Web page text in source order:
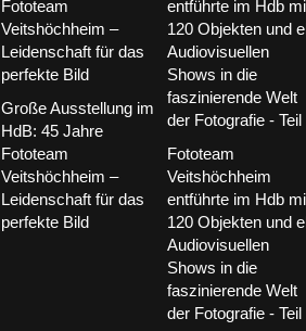
Große Ausstellung im
HdB: 45 Jahre
Fototeam
Veitshöchheim –
Leidenschaft für das
perfekte Bild
Fototeam
Veitshöchheim
entführte im Hdb
120 Objekten und
Audiovisuellen
Shows in die
faszinierende Welt
der Fotografie - Teil